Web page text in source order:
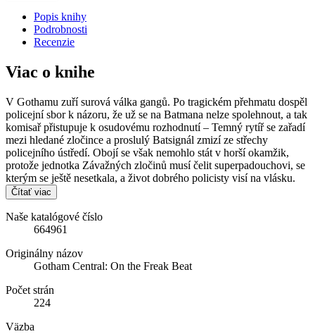
Popis knihy
Podrobnosti
Recenzie
Viac o knihe
V Gothamu zuří surová válka gangů. Po tragickém přehmatu dospěl
policejní sbor k názoru, že už se na Batmana nelze spolehnout, a tak
komisař přistupuje k osudovému rozhodnutí – Temný rytíř se zařadí
mezi hledané zločince a proslulý Batsignál zmizí ze střechy
policejního ústředí. Obojí se však nemohlo stát v horší okamžik,
protože jednotka Závažných zločinů musí čelit superpadouchovi, se
kterým se ještě nesetkala, a život dobrého policisty visí na vlásku.
Čítať viac
Naše katalógové číslo
664961
Originálny názov
Gotham Central: On the Freak Beat
Počet strán
224
Väzba